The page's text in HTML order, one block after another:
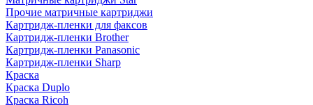
Прочие матричные картриджи
Картридж-пленки для факсов
Картридж-пленки Brother
Картридж-пленки Panasonic
Картридж-пленки Sharp
Краска
Краска Duplo
Краска Ricoh